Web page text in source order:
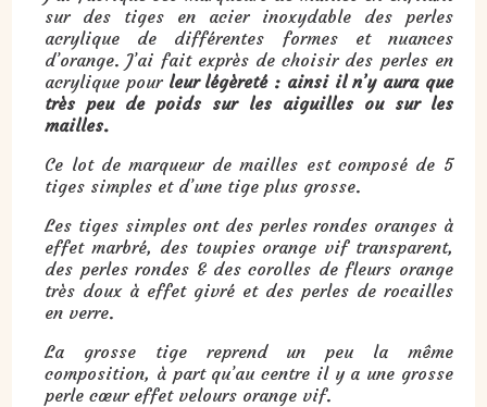
sur des tiges en acier inoxydable des perles
acrylique de différentes formes et nuances
d’orange. J’ai fait exprès de choisir des perles en
acrylique pour leur légèreté : ainsi il n’y aura que
très peu de poids sur les aiguilles ou sur les
mailles.
Ce lot de marqueur de mailles est composé de 5
tiges simples et d’une tige plus grosse.
Les tiges simples ont des perles rondes oranges à
effet marbré, des toupies orange vif transparent,
des perles rondes & des corolles de fleurs orange
très doux à effet givré et des perles de rocailles
en verre.
La grosse tige reprend un peu la même
composition, à part qu’au centre il y a une grosse
perle cœur effet velours orange vif.